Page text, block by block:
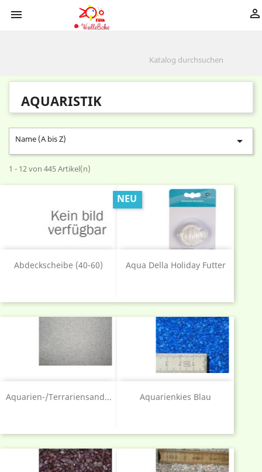
 
AQUARISTIK
Name (A bis Z) 
1 - 12 von 445 Artikel(n)
Abdeckscheibe (40-60) Aqua Della Holiday Futter
NEU
Aquarien-/Terrariensand... Aquarienkies Blau